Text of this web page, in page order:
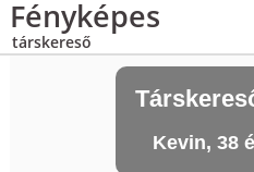
Fényképes
társkereső
Kevin, 38